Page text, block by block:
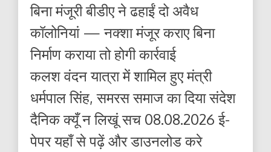
बिना मंजूरी बीडीए ने ढहाईं दो अवैध
कॉलोनियां — नक्शा मंजूर कराए बिना
निर्माण कराया तो होगी कार्रवाई
कलश वंदन यात्रा में शामिल हुए मंत्री
धर्मपाल सिंह, समरस समाज का दिया संदेश
दैनिक क्यूँ न लिखूं सच 08.08.2026 ई-
पेपर यहाँ से पढ़ें और डाउनलोड करे